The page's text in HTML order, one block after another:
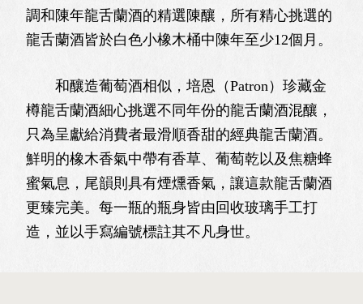
調和陳年龍舌蘭酒的精選陳釀，所有精心挑選的
龍舌蘭酒皆於白色小橡木桶中陳年至少12個月。
和釀造葡萄酒相似，培恩（Patron）珍藏金
樽龍舌蘭酒細心挑選不同年份的龍舌蘭酒混釀，
只為呈獻給消費者最滑順香甜的經典龍舌蘭酒。
鮮明的橡木香氣中帶有香草、葡萄乾以及焦糖蜂
蜜氣息，尾韻則具有煙燻香氣，讓這款龍舌蘭酒
更臻完美。每一瓶的瓶身皆由回收玻璃手工打
造，並以手寫編號標註其不凡身世。